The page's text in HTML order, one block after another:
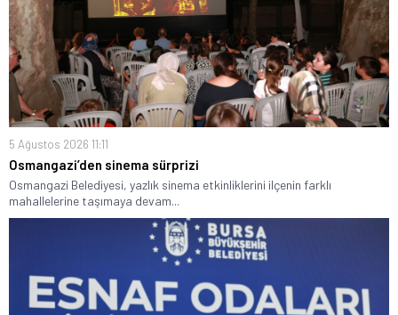
5 Ağustos 2026 11:11
Osmangazi’den sinema sürprizi
Osmangazi Belediyesi, yazlık sinema etkinliklerini ilçenin farklı
mahallelerine taşımaya devam...